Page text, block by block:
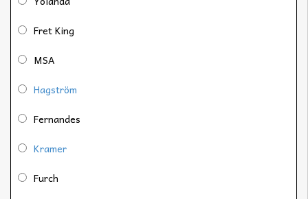
Fret King
MSA
Hagström
Fernandes
Kramer
Furch